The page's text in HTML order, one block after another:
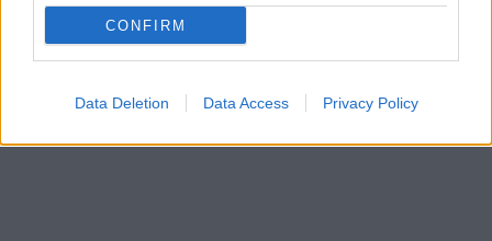
CONFIRM
Data Deletion Data Access Privacy Policy
pracownikami rzetelnymi i lojalnymi, a przy tym
wiecznie rozbawionymi istotami, które płatały